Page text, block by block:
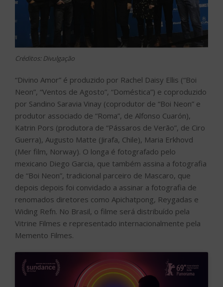
Créditos: Divulgação
“Divino Amor” é produzido por Rachel Daisy Ellis (“Boi
Neon”, “Ventos de Agosto”, “Doméstica”) e coproduzido
por Sandino Saravia Vinay (coprodutor de “Boi Neon” e
produtor associado de “Roma”, de Alfonso Cuarón),
Katrin Pors (produtora de “Pássaros de Verão”, de Ciro
Guerra), Augusto Matte (Jirafa, Chile), Maria Erkhovd
(Mer film, Norway). O longa é fotografado pelo
mexicano Diego Garcia, que também assina a fotografia
de “Boi Neon”, tradicional parceiro de Mascaro, que
depois depois foi convidado a assinar a fotografia de
renomados diretores como Apichatpong, Reygadas e
Widing Refn. No Brasil, o filme será distribuído pela
Vitrine Filmes e representado internacionalmente pela
Memento Filmes.